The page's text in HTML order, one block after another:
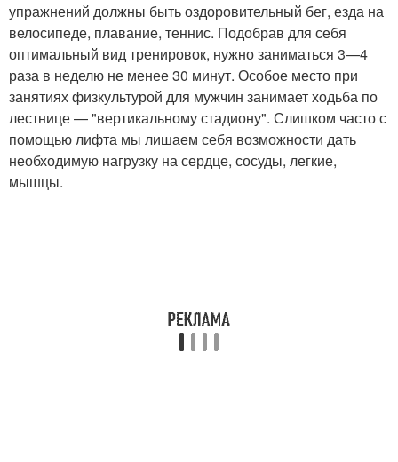
упражнений должны быть оздоровительный бег, езда на
велосипеде, плавание, теннис. Подобрав для себя
оптимальный вид тренировок, нужно заниматься 3—4
раза в неделю не менее 30 минут. Особое место при
занятиях физкультурой для мужчин занимает ходьба по
лестнице — "вертикальному стадиону". Слишком часто с
помощью лифта мы лишаем себя возможности дать
необходимую нагрузку на сердце, сосуды, легкие,
мышцы.